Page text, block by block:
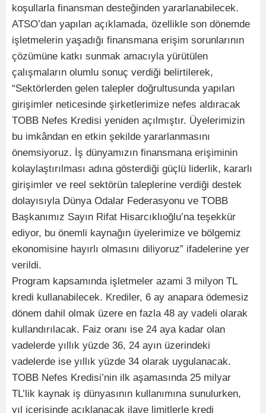
koşullarla finansman desteğinden yararlanabilecek.
ATSO’dan yapılan açıklamada, özellikle son dönemde
işletmelerin yaşadığı finansmana erişim sorunlarının
çözümüne katkı sunmak amacıyla yürütülen
çalışmaların olumlu sonuç verdiği belirtilerek,
“Sektörlerden gelen talepler doğrultusunda yapılan
girişimler neticesinde şirketlerimize nefes aldıracak
TOBB Nefes Kredisi yeniden açılmıştır. Üyelerimizin
bu imkândan en etkin şekilde yararlanmasını
önemsiyoruz. İş dünyamızın finansmana erişiminin
kolaylaştırılması adına gösterdiği güçlü liderlik, kararlı
girişimler ve reel sektörün taleplerine verdiği destek
dolayısıyla Dünya Odalar Federasyonu ve TOBB
Başkanımız Sayın Rifat Hisarcıklıoğlu’na teşekkür
ediyor, bu önemli kaynağın üyelerimize ve bölgemiz
ekonomisine hayırlı olmasını diliyoruz” ifadelerine yer
verildi.
Program kapsamında işletmeler azami 3 milyon TL
kredi kullanabilecek. Krediler, 6 ay anapara ödemesiz
dönem dahil olmak üzere en fazla 48 ay vadeli olarak
kullandırılacak. Faiz oranı ise 24 aya kadar olan
vadelerde yıllık yüzde 36, 24 ayın üzerindeki
vadelerde ise yıllık yüzde 34 olarak uygulanacak.
TOBB Nefes Kredisi’nin ilk aşamasında 25 milyar
TL’lik kaynak iş dünyasının kullanımına sunulurken,
yıl içerisinde açıklanacak ilave limitlerle kredi